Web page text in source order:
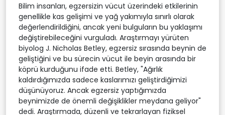
Bilim insanları, egzersizin vücut üzerindeki etkilerinin
genellikle kas gelişimi ve yağ yakımıyla sınırlı olarak
değerlendirildiğini, ancak yeni bulguların bu yaklaşımı
değiştirebileceğini vurguladı. Araştırmayı yürüten
biyolog J. Nicholas Betley, egzersiz sırasında beynin de
geliştiğini ve bu sürecin vücut ile beyin arasında bir
köprü kurduğunu ifade etti. Betley, "Ağırlık
kaldırdığımızda sadece kaslarımızı geliştirdiğimizi
düşünüyoruz. Ancak egzersiz yaptığımızda
beynimizde de önemli değişiklikler meydana geliyor"
dedi. Araştırmada, düzenli ve tekrarlayan fiziksel